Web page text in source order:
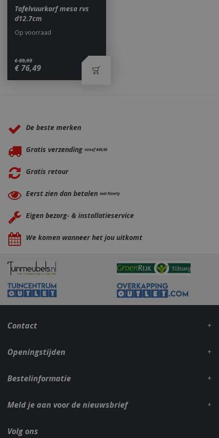
Tafelvuurkorf mesa rvs
d12.7cm
€ 89,99
€ 76,49
Op voorraad
De beste merken
Gratis verzending vanaf €49,99
Gratis retour
Eerst zien dan betalen met Riverty
Eigen bezorg- & installatieservice
We komen wanneer het jou uitkomt
Contact
Volg ons
Openingstijden
Bestelinformatie
Meld je aan voor de nieuwsbrief
_gid
Google LLC
.bbqkopen.nl
CookieScriptConsent
1